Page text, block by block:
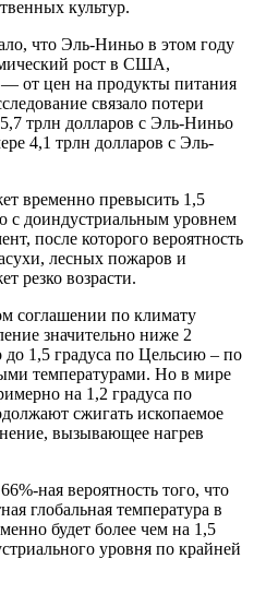
культур.
что Эль-Ниньо в этом году
рост в США,
от цен на продукты питания
связало потери
трлн долларов с Эль-Ниньо
4,1 трлн долларов с Эль-
временно превысить 1,5
с доиндустриальным уровнем
после которого вероятность
лесных пожаров и
резко возрасти.
соглашении по климату
значительно ниже 2
до 1,5 градуса по Цельсию – по
температурами. Но в мире
на 1,2 градуса по
сжигать ископаемое
вызывающее нагрев
ная вероятность того, что
глобальная температура в
будет более чем на 1,5
уровня по крайней